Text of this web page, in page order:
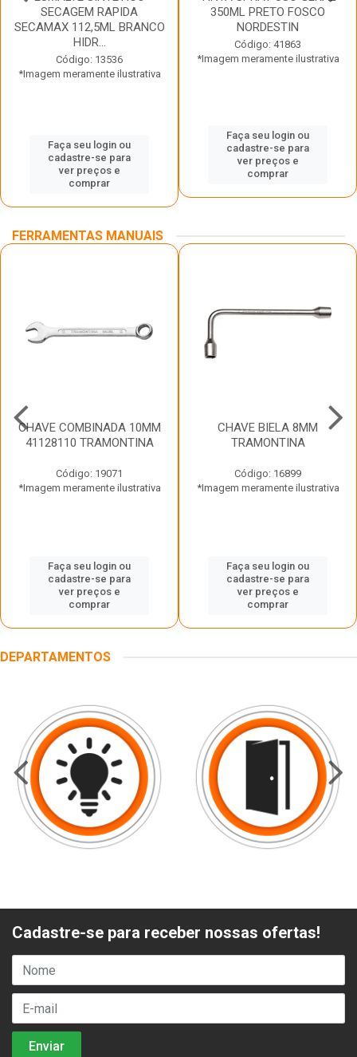
SECAGEM RAPIDA
SECAMAX 112,5ML BRANCO
HIDR...
Código: 13536
*Imagem meramente ilustrativa
Faça seu login ou
cadastre-se para
ver preços e
comprar
350ML PRETO FOSCO
NORDESTIN
Código: 41863
*Imagem meramente ilustrativa
Faça seu login ou
cadastre-se para
ver preços e
comprar
FERRAMENTAS MANUAIS
CHAVE COMBINADA 10MM
41128110 TRAMONTINA
Código: 19071
*Imagem meramente ilustrativa
Faça seu login ou
cadastre-se para
ver preços e
comprar
CHAVE BIELA 8MM
TRAMONTINA
Código: 16899
*Imagem meramente ilustrativa
Faça seu login ou
cadastre-se para
ver preços e
comprar
DEPARTAMENTOS
Cadastre-se para receber nossas ofertas!